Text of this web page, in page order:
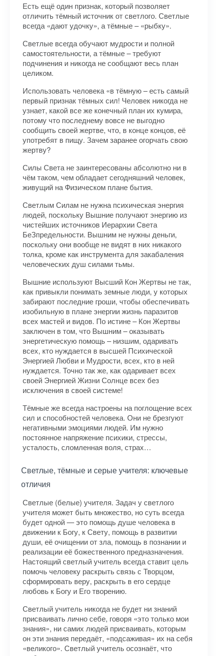
Есть ещё один признак, который позволяет
отличить тёмный источник от светлого. Светлые
всегда «дают удочку», а тёмные – «рыбку».
Светлые всегда обучают мудрости и полной
самостоятельности, а тёмные – требуют
подчинения и никогда не сообщают весь план
целиком.
Использовать человека «в тёмную – есть самый
первый признак тёмных сил! Человек никогда не
узнает, какой все же конечный план их кумира,
потому что последнему вовсе не выгодно
сообщить своей жертве, что, в конце концов, её
употребят в пищу. Зачем заранее огорчать свою
жертву?
Силы Света не заинтересованы абсолютно ни в
чём таком, чем обладает сегодняшний человек,
живущий на Физическом плане бытия.
Светлым Силам не нужна психическая энергия
людей, поскольку Вышние получают энергию из
чистейших источников Иерархии Света
БеЗпредельности. Вышним не нужны деньги,
поскольку они вообще не видят в них никакого
толка, кроме как инструмента для закабаления
человеческих душ силами тьмы.
Вышние используют Высший Кон Жертвы не так,
как привыкли понимать земные люди, у которых
забирают последние гроши, чтобы обеспечивать
изобильную в плане энергии жизнь паразитов
всех мастей и видов. По истине – Кон Жертвы
заключен в том, что Вышним – оказывать
энергетическую помощь – низшим, одаривать
всех, кто нуждается в высшей Психической
Энергией Любви и Мудрости, всех, кто в ней
нуждается. Точно так же, как одаривает всех
своей Энергией Жизни Солнце всех без
исключения в своей системе!
Тёмные же всегда настроены на поглощение всех
сил и способностей человека. Они не брезгуют
негативными эмоциями людей. Им нужно
постоянное напряжение психики, стрессы,
усталость, сломленная воля, страх…
Светлые, тёмные и серые учителя: ключевые
отличия
Светлые (белые) учителя. Задач у светлого
учителя может быть множество, но суть всегда
будет одной — это помощь душе человека в
движении к Богу, к Свету, помощь в развитии
души, её очищении от зла, помощь в познании и
реализации её божественного предназначения.
Настоящий светлый учитель всегда ставит цель
помочь человеку раскрыть связь с Творцом,
сформировать веру, раскрыть в его сердце
любовь к Богу и Его творению.
Светлый учитель никогда не будет ни знаний
присваивать лично себе, говоря «это только мои
знания», ни самих людей присваивать, которым
он эти знания передаёт, «подсаживая» их на себя
«великого». Светлый учитель осознаёт, что